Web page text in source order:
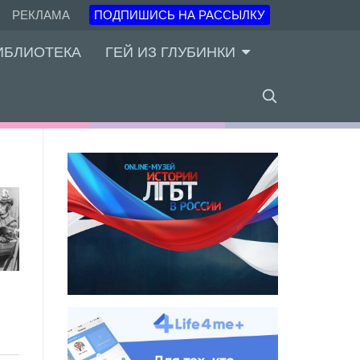
РЕКЛАМА ПОДПИШИСЬ НА РАССЫЛКУ
ГЕЙ ИЗ ГЛУБИНКИ